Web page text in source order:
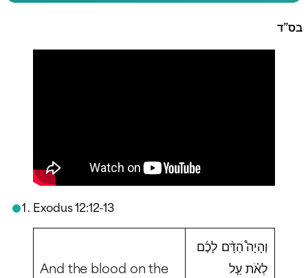
בס”ד
Exodus 12:12-13
And the blood on the
וְהָיָה֩ הַדָּ֨ם לָכֶ֜ם
לְאֹ֗ת עַ֤ל